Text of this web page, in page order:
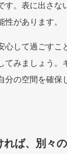
す。表に出さな
があります。
心して過ごすこ
てみましょう。
分の空間を確保
ば、別々